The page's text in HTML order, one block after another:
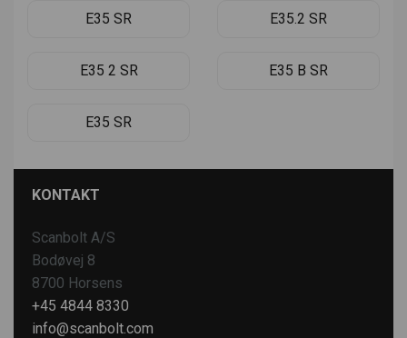
E35 SR E35.2 SR
E35 2 SR E35 B SR
E35 SR
KONTAKT
Scanbolt A/S
Bodøvej 8
8700 Horsens
+45 4844 8330
info@scanbolt.com